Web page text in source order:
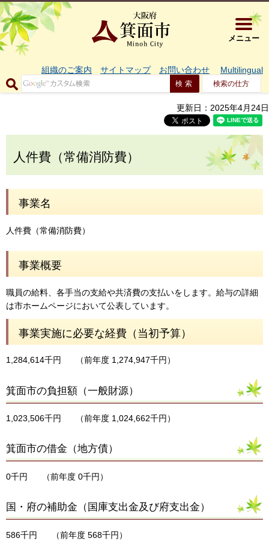
大阪府箕
メニュー
組織のご案内 サイトマップ お問い合わせ Multilingual
検索の仕方
更新日：2025年4月24日
人件費（常備消防費）
事業名
人件費（常備消防費）
事業概要
職員の給料、各手当の支給や共済費の支払いをします。給与の詳細
は市ホームページにおいて公表しています。
事業実施に必要な経費（当初予算）
1,284,614千円 （前年度 1,274,947千円）
箕面市の負担額（一般財源）
1,023,506千円 （前年度 1,024,662千円）
箕面市の借金（地方債）
0千円 （前年度 0千円）
国・府の補助金（国庫支出金及び府支出金）
586千円 （前年度 568千円）